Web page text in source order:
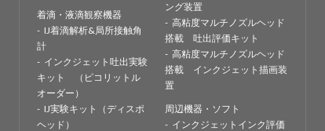
着滴・液滴観察機器
IJ着滴解析&局所接触角
計
インクジェット吐出実験
キット （ピコリットル
オーダー）
IJ実験キット（ディスポ
ヘッド）
ング装置
高粘度マルチノズルヘッド
搭載 吐出評価キット
高粘度マルチノズルヘッド
搭載 インクジェット描画装
置
周辺機器・ソフト
インクジェットインク評価